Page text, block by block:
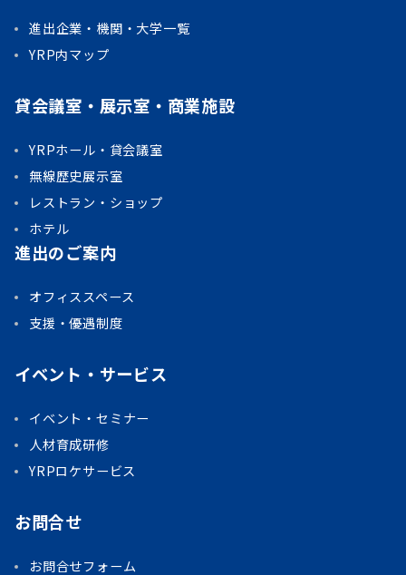
進出企業・機関・大学一覧
YRP内マップ
貸会議室・展示室・商業施設
YRPホール・貸会議室
無線歴史展示室
レストラン・ショップ
ホテル
進出のご案内
オフィススペース
支援・優遇制度
イベント・サービス
イベント・セミナー
人材育成研修
YRPロケサービス
お問合せ
お問合せフォーム